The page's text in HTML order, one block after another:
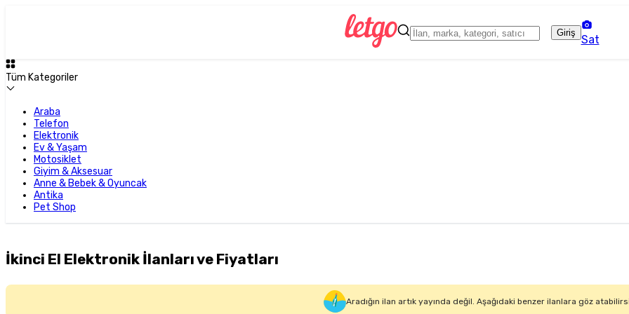
Giriş
Sat
Tüm Kategoriler
Araba
Telefon
Elektronik
Ev & Yaşam
Motosiklet
Giyim & Aksesuar
Anne & Bebek & Oyuncak
Antika
Pet Shop
İkinci El Elektronik İlanları ve Fiyatları
Aradığın ilan artık yayında değil. Aşağıdaki benzer ilanlara göz